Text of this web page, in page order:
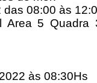
das 08:00 às
Area 5
às 08:30Hs